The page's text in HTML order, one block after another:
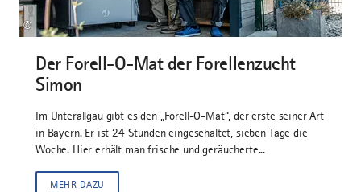
©
Der Forell-O-Mat der Forellenzucht
Simon
Im Unterallgäu gibt es den „Forell-O-Mat“, der erste seiner Art
in Bayern. Er ist 24 Stunden eingeschaltet, sieben Tage die
Woche. Hier erhält man frische und geräucherte...
MEHR DAZU